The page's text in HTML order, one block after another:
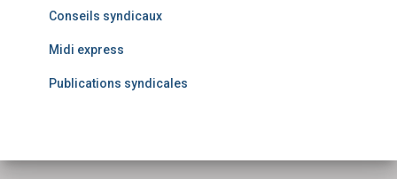
Conseils syndicaux
Midi express
Publications syndicales